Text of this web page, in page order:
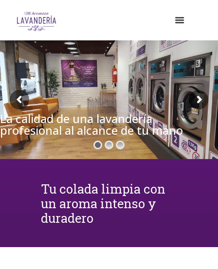
La calidad de una lavandería
profesional al alcance de tu mano
Tu colada limpia con
un aroma intenso y
duradero